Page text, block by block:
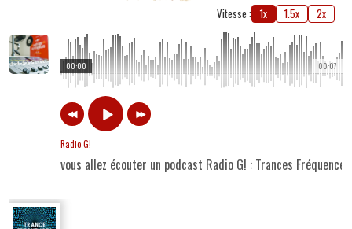
Vitesse : 1x 1.5x 2x
00:07
00:00
Radio G!
vous allez écouter un podcast Radio G! : Trances